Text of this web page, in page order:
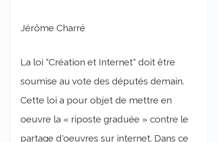
Jérôme Charré
La loi "Création et Internet" doit être
soumise au vote des députés demain.
Cette loi a pour objet de mettre en
oeuvre la « riposte graduée » contre le
partage d'oeuvres sur internet. Dans ce